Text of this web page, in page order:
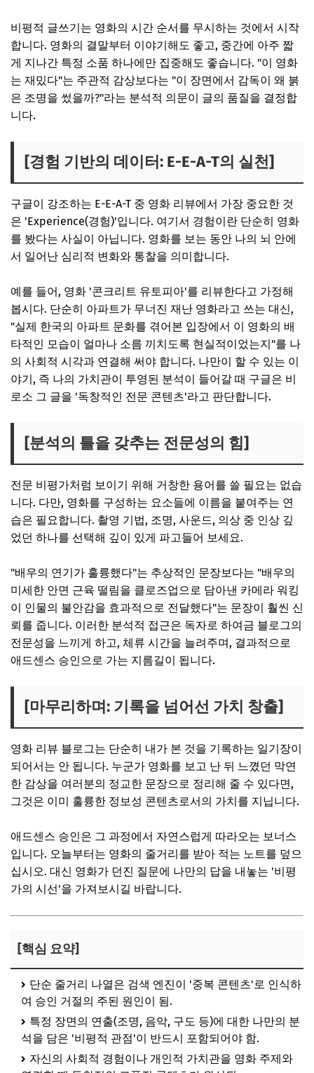
비평적 글쓰기는 영화의 시간 순서를 무시하는 것에서 시작
합니다. 영화의 결말부터 이야기해도 좋고, 중간에 아주 짧
게 지나간 특정 소품 하나에만 집중해도 좋습니다. "이 영화
는 재밌다"는 주관적 감상보다는 "이 장면에서 감독이 왜 붉
은 조명을 썼을까?"라는 분석적 의문이 글의 품질을 결정합
니다.
[경험 기반의 데이터: E-E-A-T의 실천]
구글이 강조하는 E-E-A-T 중 영화 리뷰에서 가장 중요한 것
은 'Experience(경험)'입니다. 여기서 경험이란 단순히 영화
를 봤다는 사실이 아닙니다. 영화를 보는 동안 나의 뇌 안에
서 일어난 심리적 변화와 통찰을 의미합니다.
예를 들어, 영화 '콘크리트 유토피아'를 리뷰한다고 가정해
봅시다. 단순히 아파트가 무너진 재난 영화라고 쓰는 대신,
"실제 한국의 아파트 문화를 겪어본 입장에서 이 영화의 배
타적인 모습이 얼마나 소름 끼치도록 현실적이었는지"를 나
의 사회적 시각과 연결해 써야 합니다. 나만이 할 수 있는 이
야기, 즉 나의 가치관이 투영된 분석이 들어갈 때 구글은 비
로소 그 글을 '독창적인 전문 콘텐츠'라고 판단합니다.
[분석의 틀을 갖추는 전문성의 힘]
전문 비평가처럼 보이기 위해 거창한 용어를 쓸 필요는 없습
니다. 다만, 영화를 구성하는 요소들에 이름을 붙여주는 연
습은 필요합니다. 촬영 기법, 조명, 사운드, 의상 중 인상 깊
었던 하나를 선택해 깊이 있게 파고들어 보세요.
"배우의 연기가 훌륭했다"는 추상적인 문장보다는 "배우의
미세한 안면 근육 떨림을 클로즈업으로 담아낸 카메라 워킹
이 인물의 불안감을 효과적으로 전달했다"는 문장이 훨씬 신
뢰를 줍니다. 이러한 분석적 접근은 독자로 하여금 블로그의
전문성을 느끼게 하고, 체류 시간을 늘려주며, 결과적으로
애드센스 승인으로 가는 지름길이 됩니다.
[마무리하며: 기록을 넘어선 가치 창출]
영화 리뷰 블로그는 단순히 내가 본 것을 기록하는 일기장이
되어서는 안 됩니다. 누군가 영화를 보고 난 뒤 느꼈던 막연
한 감상을 여러분의 정교한 문장으로 정리해 줄 수 있다면,
그것은 이미 훌륭한 정보성 콘텐츠로서의 가치를 지닙니다.
애드센스 승인은 그 과정에서 자연스럽게 따라오는 보너스
입니다. 오늘부터는 영화의 줄거리를 받아 적는 노트를 덮으
십시오. 대신 영화가 던진 질문에 나만의 답을 내놓는 '비평
가의 시선'을 가져보시길 바랍니다.
[핵심 요약]
단순 줄거리 나열은 검색 엔진이 '중복 콘텐츠'로 인식하
여 승인 거절의 주된 원인이 됨.
특정 장면의 연출(조명, 음악, 구도 등)에 대한 나만의 분
석을 담은 '비평적 관점'이 반드시 포함되어야 함.
자신의 사회적 경험이나 개인적 가치관을 영화 주제와